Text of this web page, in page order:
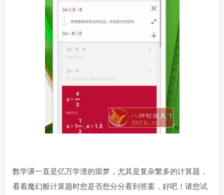
数学课一直是亿万学渣的噩梦，尤其是复杂繁多的计算题，
看着魔幻般计算题时您是否想分分看到答案，好吧！请您试